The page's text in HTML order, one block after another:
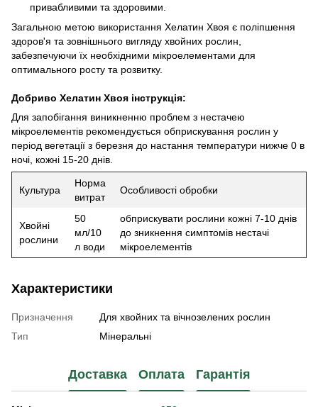
привабливими та здоровими.
Загальною метою використання Хелатин Хвоя є поліпшення
здоров'я та зовнішнього вигляду хвойних рослин,
забезпечуючи їх необхідними мікроелементами для
оптимального росту та розвитку.
Добриво Хелатин Хвоя інструкція:
Для запобігання виникненню проблем з нестачею
мікроелементів рекомендується обприскування рослин у
період вегетації з березня до настання температури нижче 0 в
ночі, кожні 15-20 днів.
Культура
Норма
витрат
Особливості обробки
Хвойні
рослини
50
мл/10
л води
обприскувати рослини кожні 7-10 днів
до зникнення симптомів нестачі
мікроелементів
Характеристики
Призначення
Для хвойних та вічнозелених рослин
Тип
Мінеральні
Доставка Оплата Гарантія